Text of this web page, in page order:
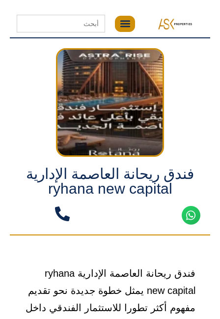
Search
for:
فندق ريحانة العاصمة الإدارية
ryhana new capital
فندق ريحانة العاصمة الإدارية ryhana
new capital يمثل خطوة جديدة نحو تقديم
مفهوم أكثر تطورا للاستثمار الفندقي داخل